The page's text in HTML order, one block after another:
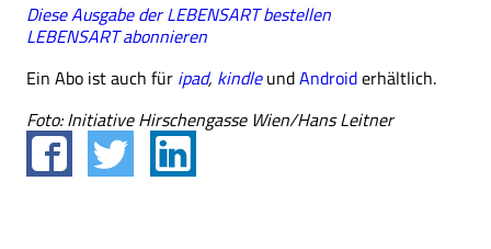
Diese Ausgabe der LEBENSART bestellen
LEBENSART abonnieren
Ein Abo ist auch für ipad, kindleundAndroiderhältlich.
Foto: Initiative Hirschengasse Wien/Hans Leitner